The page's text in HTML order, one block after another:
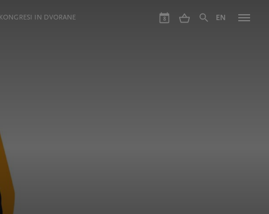
KONGRESI IN DVORANE 8 EN